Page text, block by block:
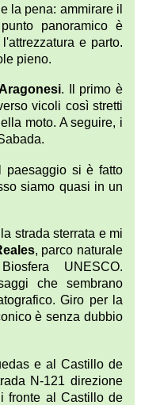
la pena: ammirare il
panoramico è
e parto.
pieno.
. Il primo è
vicoli così stretti
moto. A seguire, i
paesaggio si è fatto
siamo quasi in un
strada sterrata e mi
, parco naturale
UNESCO.
che sembrano
Giro per la
è senza dubbio
e al Castillo de
N-121 direzione
fronte al Castillo de